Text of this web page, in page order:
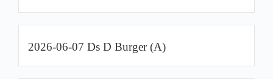
2026-06-07 Ds D Burger (A)